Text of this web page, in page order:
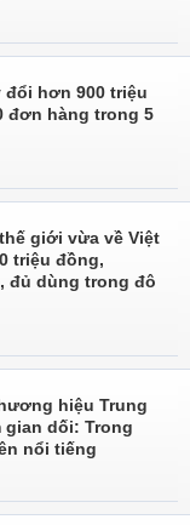
đổi hơn 900 triệu
đơn hàng trong 5
giới vừa về Việt
triệu đồng,
đủ dùng trong đô
hiệu Trung
gian dối: Trong
nổi tiếng